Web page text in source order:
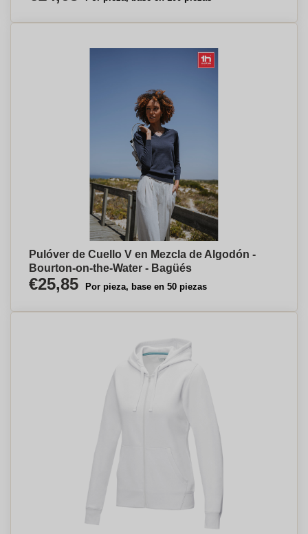
Pulóver de Cuello V en Mezcla de Algodón -
Bourton-on-the-Water - Bagüés
€25,85 Por pieza, base en 50 piezas